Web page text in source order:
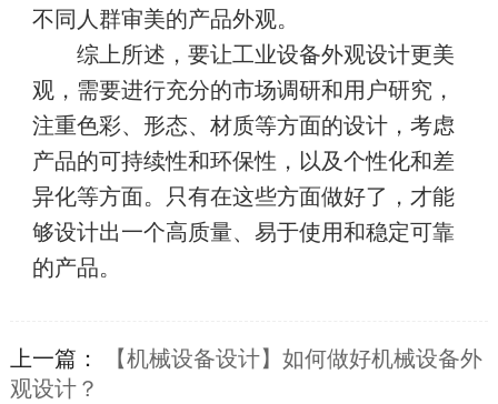
不同人群审美的产品外观。
综上所述，要让工业设备外观设计更美
观，需要进行充分的市场调研和用户研究，
注重色彩、形态、材质等方面的设计，考虑
产品的可持续性和环保性，以及个性化和差
异化等方面。只有在这些方面做好了，才能
够设计出一个高质量、易于使用和稳定可靠
的产品。
上一篇：
【机械设备设计】如何做好机械设备外
观设计？